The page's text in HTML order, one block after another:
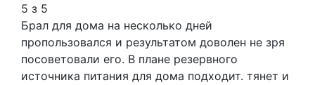
5 з 5
Брал для дома на несколько дней
пропользовался и результатом доволен не зря
посоветовали его. В плане резервного
источника питания для дома подходит. тянет и